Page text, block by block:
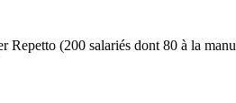
(200 salariés dont 80 à la